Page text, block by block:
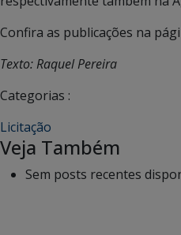
Confira as publicações na
Texto: Raquel Pereira
Categorias :
Licitação
Veja Também
Sem posts recentes